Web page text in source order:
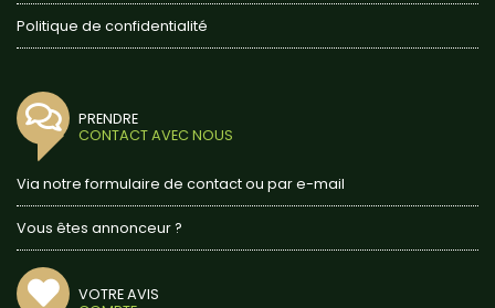
Politique de confidentialité
PRENDRE
CONTACT AVEC NOUS
Via notre formulaire de contact ou par e-mail
Vous êtes annonceur ?
VOTRE AVIS